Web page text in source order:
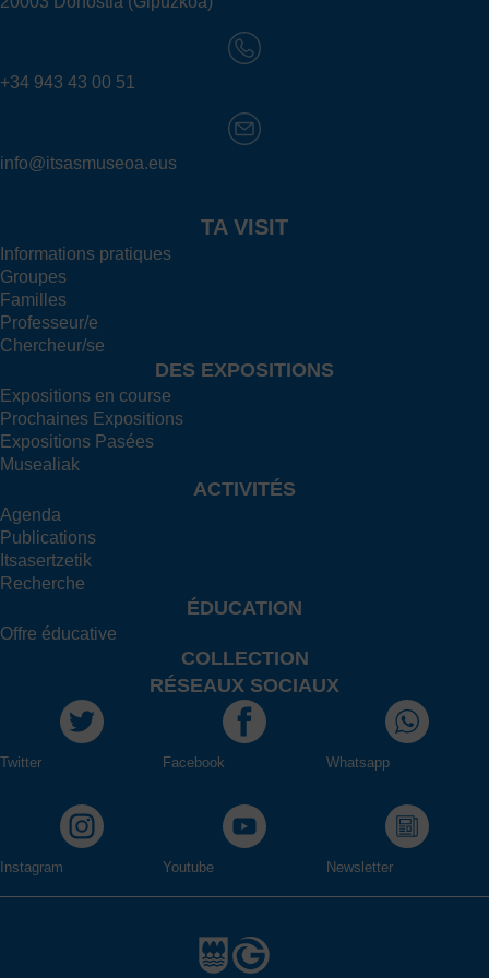
+34 943 43 00 51
info@itsasmuseoa.eus
TA VISIT
Informations pratiques
Groupes
Familles
Professeur/e
Chercheur/se
DES EXPOSITIONS
Expositions en course
Prochaines Expositions
Expositions Pasées
Musealiak
ACTIVITÉS
Agenda
Publications
Itsasertzetik
Recherche
ÉDUCATION
Offre éducative
COLLECTION
RÉSEAUX SOCIAUX
Twitter Facebook Whatsapp
Instagram Youtube Newsletter